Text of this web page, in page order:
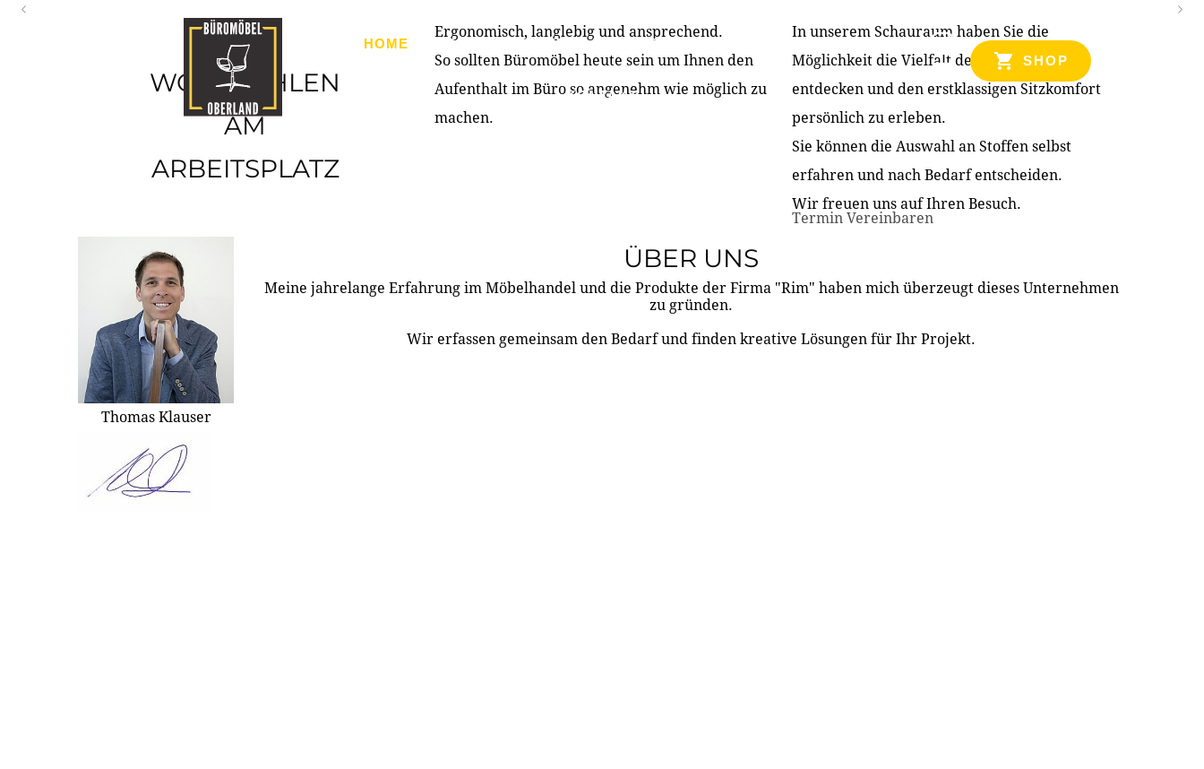
HOME PRODUKTE ÜBER UNS PARTNER & REFERENZEN
KONTAKT
SHOP
WOHLFÜHLEN
AM
ARBEITSPLATZ
Ergonomisch, langlebig und ansprechend.
So sollten Büromöbel heute sein um Ihnen den
Aufenthalt im Büro so angenehm wie möglich zu
machen.
In unserem Schauraum haben Sie die
Möglichkeit die Vielfalt der Produkte zu
entdecken und den erstklassigen Sitzkomfort
persönlich zu erleben.
Sie können die Auswahl an Stoffen selbst
erfahren und nach Bedarf entscheiden.
Wir freuen uns auf Ihren Besuch.
Termin Vereinbaren
Thomas Klauser
ÜBER UNS
Meine jahrelange Erfahrung im Möbelhandel und die Produkte der Firma "Rim" haben mich überzeugt dieses Unternehmen
zu gründen.
Wir erfassen gemeinsam den Bedarf und finden kreative Lösungen für Ihr Projekt.